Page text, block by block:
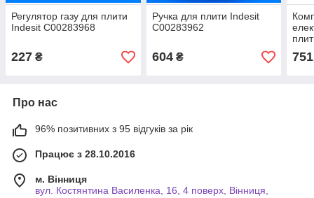
Регулятор газу для плити
Indesit C00283968
227 ₴
Ручка для плити Indesit
C00283962
604₴ 751
Про нас
96% позитивних з 95 відгуків за рік
Працює з 28.10.2016
м. Вінниця
вул. Костянтина Василенка, 16, 4 поверх, Вінниця,